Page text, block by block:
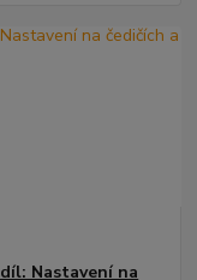
Nastavení na